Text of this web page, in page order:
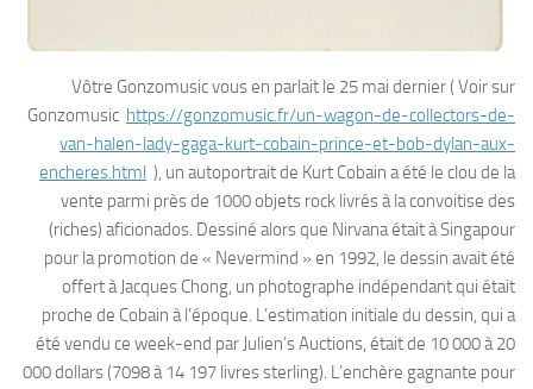
Vôtre Gonzomusic vous en parlait le 25 mai dernier ( Voir sur
Gonzomusic https://gonzomusic.fr/un-wagon-de-collectors-de-
van-halen-lady-gaga-kurt-cobain-prince-et-bob-dylan-aux-
encheres.html
), un autoportrait de Kurt Cobain a été le clou de la
vente parmi près de 1000 objets rock livrés à la convoitise des
(riches) aficionados. Dessiné alors que Nirvana était à Singapour
pour la promotion de « Nevermind » en 1992, le dessin avait été
offert à Jacques Chong, un photographe indépendant qui était
proche de Cobain à l’époque. L’estimation initiale du dessin, qui a
été vendu ce week-end par Julien’s Auctions, était de 10 000 à 20
000 dollars (7098 à 14 197 livres sterling). L’enchère gagnante pour